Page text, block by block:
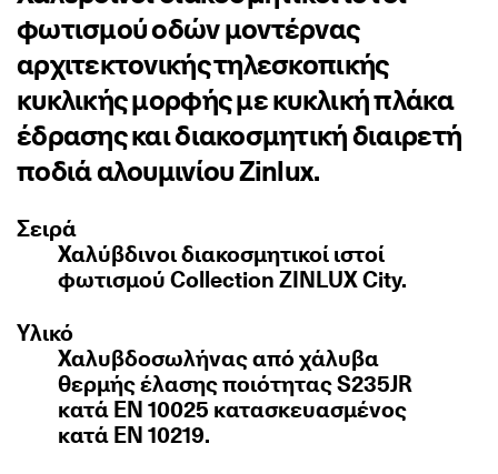
φωτισμού οδών μοντέρνας
αρχιτεκτονικής τηλεσκοπικής
κυκλικής μορφής με κυκλική πλάκα
έδρασης και διακοσμητική διαιρετή
ποδιά αλουμινίου Zinlux.
Σειρά
Χαλύβδινοι διακοσμητικοί ιστοί
φωτισμού Collection ZINLUX City.
Υλικό
Χαλυβδοσωλήνας από χάλυβα
θερμής έλασης ποιότητας S235JR
κατά ΕΝ 10025 κατασκευασμένος
κατά EN 10219.